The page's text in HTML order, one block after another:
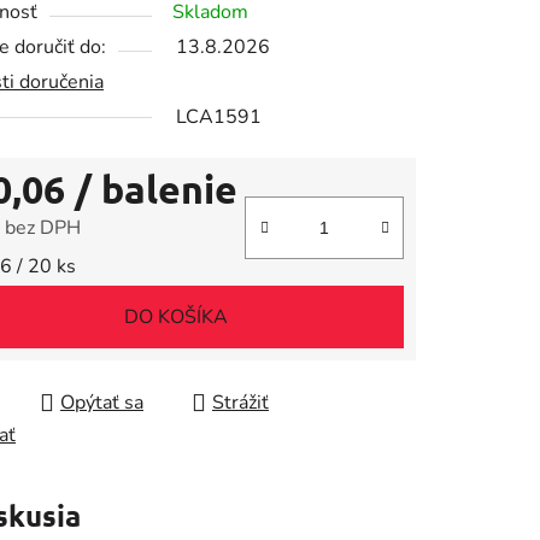
Skladom
doručiť do:
13.8.2026
doručenia
LCA1591
/ balenie
DPH
cena:
/ 20 ks
DO KOŠÍKA
Opýtať sa
Strážiť